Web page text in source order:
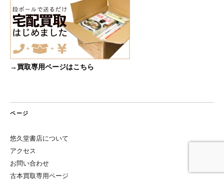
→買取専用ページはこちら
ページ
悠久堂書店について
アクセス
お問い合わせ
古本買取専用ページ